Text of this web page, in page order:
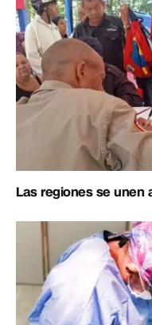
Las regiones se unen